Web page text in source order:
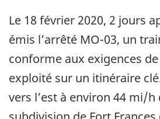
Le 18 février 2020, 2 jours
émis l’arrêté MO-03, un
conforme aux exigences
exploité sur un itinéraire
vers l’est à environ 44 mi/h